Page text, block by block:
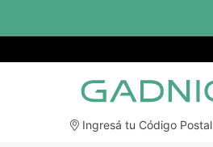
Ingresá tu Código Postal